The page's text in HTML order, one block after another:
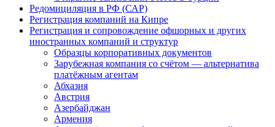
Редомициляция в РФ (САР)
Регистрация компаний на Кипре
Регистрация и сопровождение офшорных и других
иностранных компаний и структур
Образцы корпоративных документов
Зарубежная компания со счётом — альтернатива
платёжным агентам
Абхазия
Австрия
Азербайджан
Армения